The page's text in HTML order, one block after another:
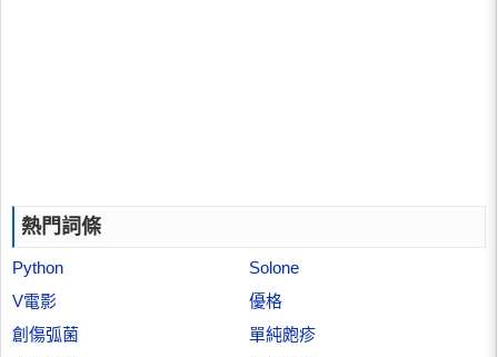
熱門詞條
Python
Solone
V電影
優格
創傷弧菌
單純皰疹